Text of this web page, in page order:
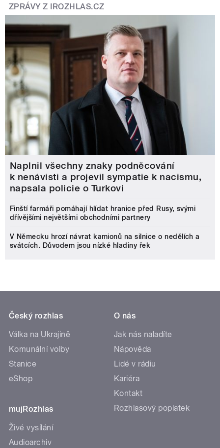
ZPRÁVY Z IROZHLAS.CZ
Naplnil všechny znaky podněcování
k nenávisti a projevil sympatie k nacismu,
napsala policie o Turkovi
Finští farmáři pomáhají hlídat hranice před Rusy, svými
dřívějšími největšími obchodními partnery
V Německu hrozí návrat kamionů na silnice o nedělích a
svátcích. Důvodem jsou nízké hladiny řek
Český rozhlas
Válka na Ukrajině
Komunální volby
Stanice
eShop
mujRozhlas
Živé vysílání
Audioarchiv
O nás
Jak nás naladíte
Nápověda
Lidé v rádiu
Kariéra
Kontakt
Rozhlasový poplatek